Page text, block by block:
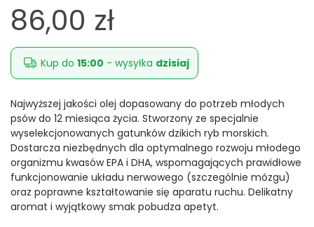
86,00 zł
Kup do 15:00 - wysyłka dzisiaj
Najwyższej jakości olej dopasowany do potrzeb młodych
psów do 12 miesiąca życia. Stworzony ze specjalnie
wyselekcjonowanych gatunków dzikich ryb morskich.
Dostarcza niezbędnych dla optymalnego rozwoju młodego
organizmu kwasów EPA i DHA, wspomagających prawidłowe
funkcjonowanie układu nerwowego (szczególnie mózgu)
oraz poprawne kształtowanie się aparatu ruchu. Delikatny
aromat i wyjątkowy smak pobudza apetyt.